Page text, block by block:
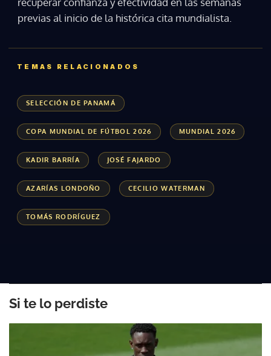
previas al inicio de la histórica cita mundialista.
TEMAS RELACIONADOS
SELECCIÓN DE PANAMÁ
COPA MUNDIAL DE FÚTBOL 2026 MUNDIAL 2026
KADIR BARRÍA JOSÉ FAJARDO
AZARÍAS LONDOÑO CECILIO WATERMAN
TOMÁS RODRÍGUEZ
Si te lo perdiste